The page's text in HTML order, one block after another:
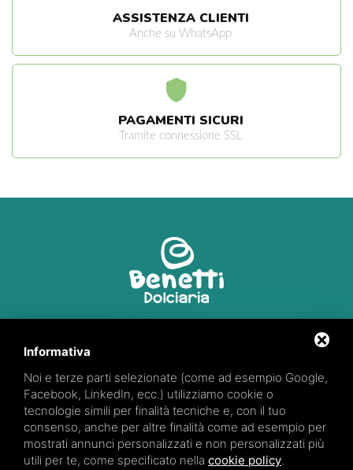
ASSISTENZA CLIENTI
Anche su WhatsApp
PAGAMENTI SICURI
Tramite connessione SSL
347 66 28 871
Partita iva: 01922170384
Informativa
Noi e terze parti selezionate (come ad esempio Google,
Facebook, LinkedIn, ecc.) utilizziamo cookie o
tecnologie simili per finalità tecniche e, con il tuo
consenso, anche per altre finalità come ad esempio per
mostrati annunci personalizzati e non personalizzati più
utili per te, come specificato nella cookie policy.